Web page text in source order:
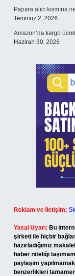
Papara alıcı kısmına
Temmuz 2, 2026
Amazon’da kargo
Haziran 30, 2026
Reklam ve İletişim:
Yasal Uyarı: Bu
şirketi ile hiçbir
hazırladığımız
haber niteliği
paylaşım
benzerlikleri